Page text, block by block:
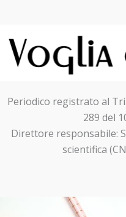
Periodico registrato al
289 del
Direttore responsabile:
scientifica